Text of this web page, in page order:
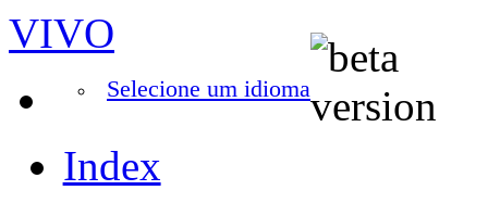
VIVO
Selecione um idioma
Index